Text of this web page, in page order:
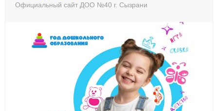
Официальный сайт ДОО №40 г. Сызрани